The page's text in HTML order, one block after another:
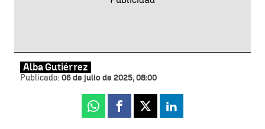
Alba Gutiérrez
Publicado: 06 de julio de 2025, 08:00
Whatsapp
Facebook
X Linkedin